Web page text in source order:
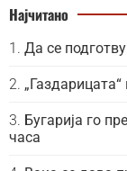
Најчитано
Да се
Бугарија го
часа